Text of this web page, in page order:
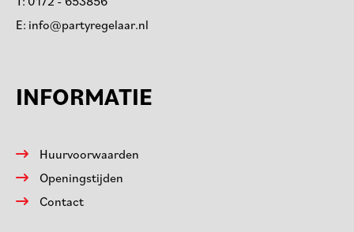
E: info@partyregelaar.nl
INFORMATIE
Huurvoorwaarden
Openingstijden
Contact